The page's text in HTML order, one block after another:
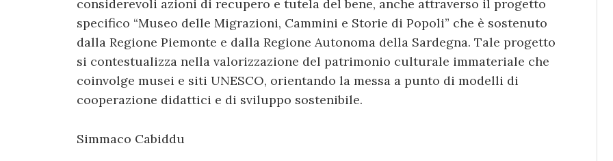
considerevoli azioni di recupero e tutela del bene, anche attraverso il progetto
specifico “Museo delle Migrazioni, Cammini e Storie di Popoli” che è sostenuto
dalla Regione Piemonte e dalla Regione Autonoma della Sardegna. Tale progetto
si contestualizza nella valorizzazione del patrimonio culturale immateriale che
coinvolge musei e siti UNESCO, orientando la messa a punto di modelli di
cooperazione didattici e di sviluppo sostenibile.
Simmaco Cabiddu